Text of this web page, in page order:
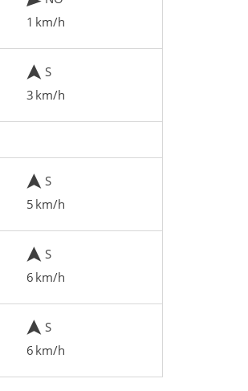
1 km/h
S
3 km/h
S
5 km/h
S
6 km/h
S
6 km/h